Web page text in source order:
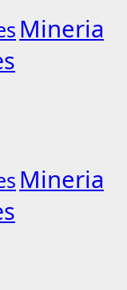
Mineria
Mineria